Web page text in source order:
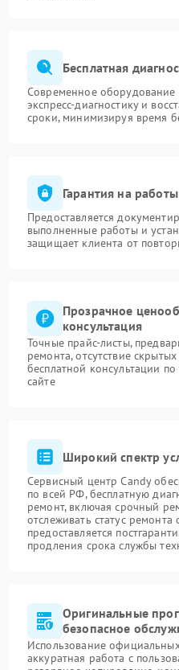
Бесплатная
Современное оборудование
экспресс-диагностику и
сроки, минимизируя время
Гарантия на
Предоставляется
выполненные работы и
защищает клиента от
Прозрачное
консультация
Точные прайс-листы,
ремонта, отсутствие
бесплатной консультации
сайте
Широкий спектр
Сервисный центр Candy
по всей РФ, бесплатную
ремонт, включая срочный
отслеживать статус ремонта
предоставляется
продления срока службы
Оригинальные
безопасное
Использование
аккуратная работа с